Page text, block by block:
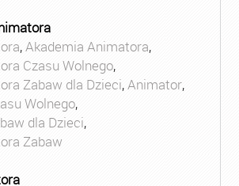
,Akademia Animatora,
Czasu Wolnego,
Zabaw dla Dzieci,Animator,
Wolnego,
dla Dzieci,
Zabaw